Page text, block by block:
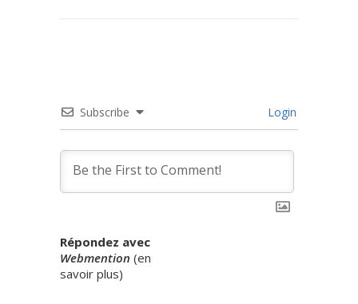
Subscribe Login
Répondez avec
Webmention (en
savoir plus)